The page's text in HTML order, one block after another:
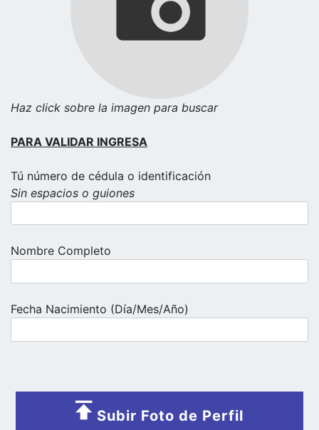
Haz click sobre la imagen para buscar
PARA VALIDAR INGRESA
Tú número de cédula o identificación
Sin espacios o guiones
Nombre Completo
Fecha Nacimiento (Día/Mes/Año)
Subir Foto de Perfil